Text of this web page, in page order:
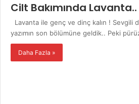
Cilt Bakımında Lavanta..
Lavanta ile genç ve dinç kalın ! Sevgili
yazımın son bölümüne geldik.. Peki
Daha Fazla »